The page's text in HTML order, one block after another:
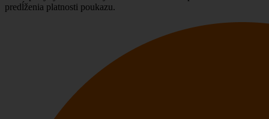
predĺženia platnosti poukazu.